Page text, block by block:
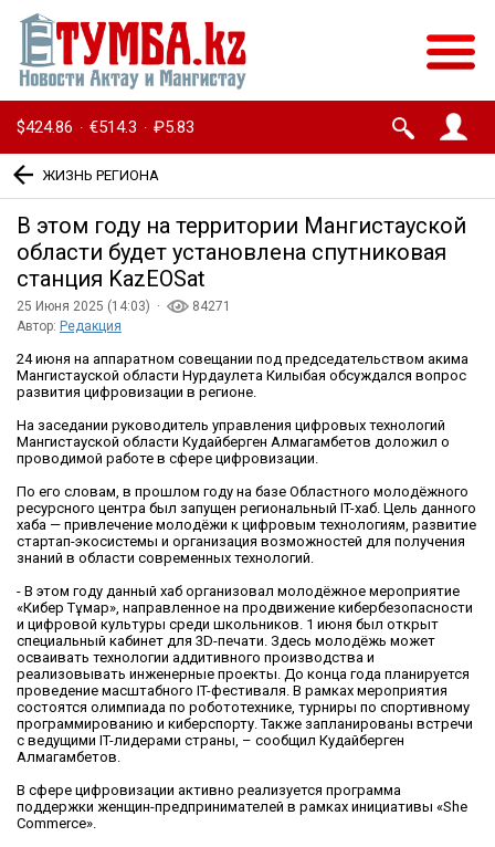
$424.86 · €514.3 · ₽5.83
ЖИЗНЬ РЕГИОНА
В этом году на территории Мангистауской
области будет установлена спутниковая
станция KazEOSat
25 Июня 2025 (14:03) ·
84271
Автор: Редакция
24 июня на аппаратном совещании под председательством акима
Мангистауской области Нурдаулета Килыбая обсуждался вопрос
развития цифровизации в регионе.
На заседании руководитель управления цифровых технологий
Мангистауской области Кудайберген Алмагамбетов доложил о
проводимой работе в сфере цифровизации.
По его словам, в прошлом году на базе Областного молодёжного
ресурсного центра был запущен региональный IT-хаб. Цель данного
хаба — привлечение молодёжи к цифровым технологиям, развитие
стартап-экосистемы и организация возможностей для получения
знаний в области современных технологий.
- В этом году данный хаб организовал молодёжное мероприятие
«Кибер Тұмар», направленное на продвижение кибербезопасности
и цифровой культуры среди школьников. 1 июня был открыт
специальный кабинет для 3D-печати. Здесь молодёжь может
осваивать технологии аддитивного производства и
реализовывать инженерные проекты. До конца года планируется
проведение масштабного IT-фестиваля. В рамках мероприятия
состоятся олимпиада по робототехнике, турниры по спортивному
программированию и киберспорту. Также запланированы встречи
с ведущими IT-лидерами страны, – сообщил Кудайберген
Алмагамбетов.
В сфере цифровизации активно реализуется программа
поддержки женщин-предпринимателей в рамках инициативы «She
Commerce».